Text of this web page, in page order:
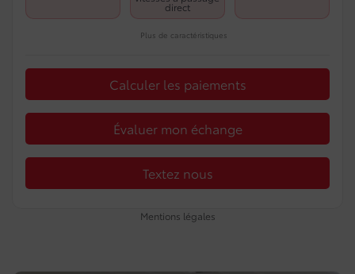
direct
Plus de caractéristiques
Calculer les paiements
Évaluer mon échange
Textez nous
Mentions légales